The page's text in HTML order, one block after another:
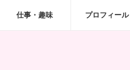
仕事・趣味 プロフィール